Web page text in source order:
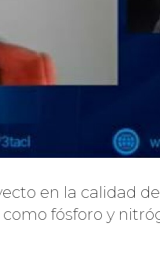
en la calidad
fósforo y